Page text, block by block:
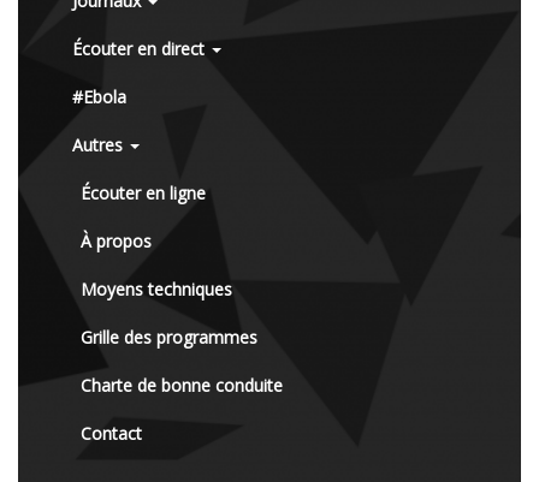
Écouter en direct
#Ebola
Autres
Écouter en ligne
À propos
Moyens techniques
Grille des programmes
Charte de bonne conduite
Contact